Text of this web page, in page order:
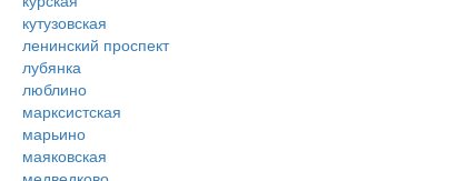
кутузовская
ленинский проспект
лубянка
люблино
марксистская
марьино
маяковская